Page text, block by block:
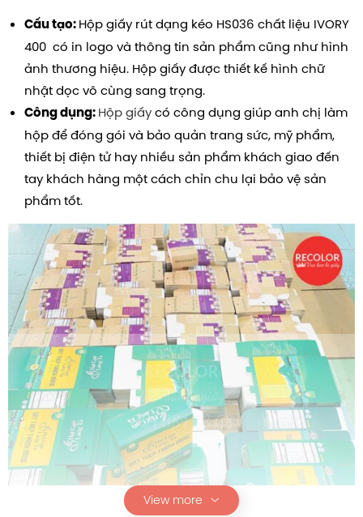
Cấu tạo: Hộp giấy rút dạng kéo HS036 chất liệu IVORY
400 có in logo và thông tin sản phẩm cũng như hình
ảnh thương hiệu. Hộp giấy được thiết kế hình chữ
nhật dọc vô cùng sang trọng.
Công dụng: Hộp giấycó công dụng giúp anh chị làm
hộp để đóng gói và bảo quản trang sức, mỹ phẩm,
thiết bị điện tử hay nhiều sản phẩm khách giao đến
tay khách hàng một cách chỉn chu lại bảo vệ sản
phẩm tốt.
View more